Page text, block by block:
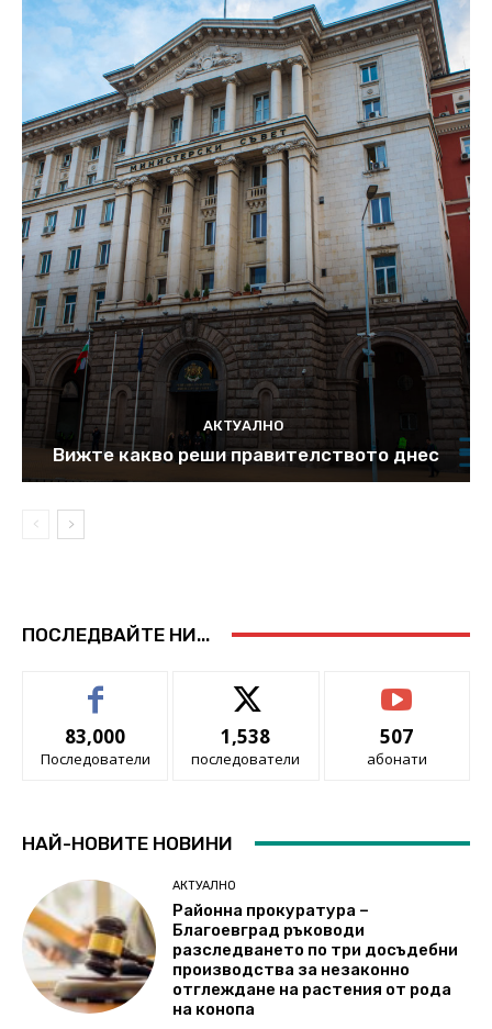
АКТУАЛНО
Вижте какво реши правителството днес
ПОСЛЕДВАЙТЕ НИ...
83,000
Последователи
1,538
последователи
507
абонати
НАЙ-НОВИТЕ НОВИНИ
АКТУАЛНО
Районна прокуратура –
Благоевград ръководи
разследването по три досъдебни
производства за незаконно
отглеждане на растения от рода
на конопа